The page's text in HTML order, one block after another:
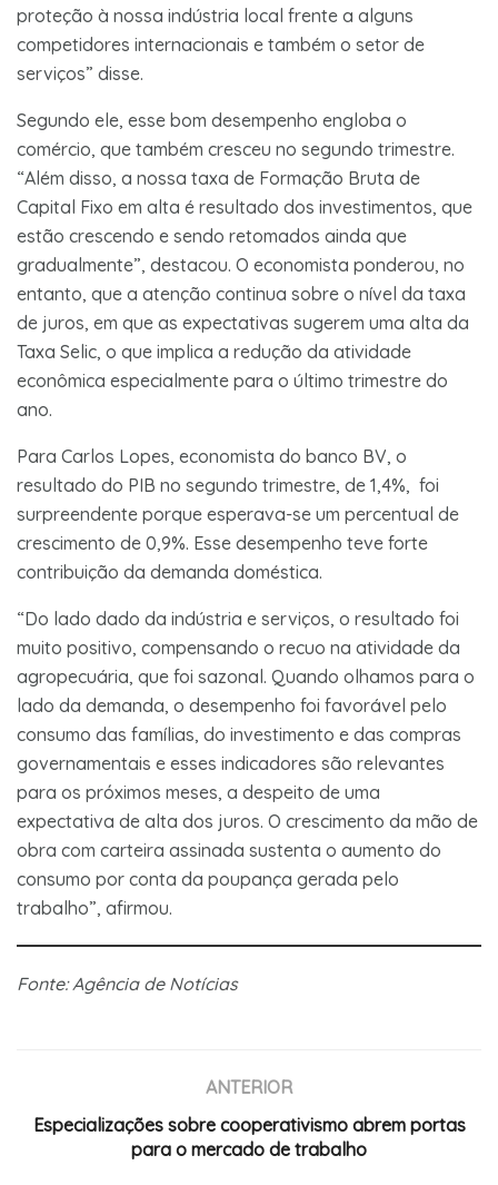
proteção à nossa indústria local frente a alguns
competidores internacionais e também o setor de
serviços” disse.
Segundo ele, esse bom desempenho engloba o
comércio, que também cresceu no segundo trimestre.
“Além disso, a nossa taxa de Formação Bruta de
Capital Fixo em alta é resultado dos investimentos, que
estão crescendo e sendo retomados ainda que
gradualmente”, destacou. O economista ponderou, no
entanto, que a atenção continua sobre o nível da taxa
de juros, em que as expectativas sugerem uma alta da
Taxa Selic, o que implica a redução da atividade
econômica especialmente para o último trimestre do
ano.
Para Carlos Lopes, economista do banco BV, o
resultado do PIB no segundo trimestre, de 1,4%, foi
surpreendente porque esperava-se um percentual de
crescimento de 0,9%. Esse desempenho teve forte
contribuição da demanda doméstica.
“Do lado dado da indústria e serviços, o resultado foi
muito positivo, compensando o recuo na atividade da
agropecuária, que foi sazonal. Quando olhamos para o
lado da demanda, o desempenho foi favorável pelo
consumo das famílias, do investimento e das compras
governamentais e esses indicadores são relevantes
para os próximos meses, a despeito de uma
expectativa de alta dos juros. O crescimento da mão de
obra com carteira assinada sustenta o aumento do
consumo por conta da poupança gerada pelo
trabalho”, afirmou.
Fonte: Agência de Notícias
ANTERIOR
Especializações sobre cooperativismo abrem portas
para o mercado de trabalho